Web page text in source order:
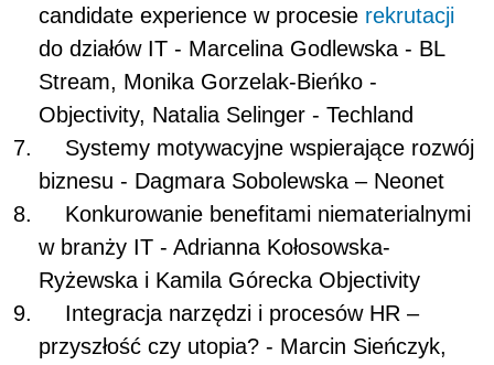
candidate experience w procesie rekrutacji
do działów IT - Marcelina Godlewska - BL
Stream, Monika Gorzelak-Bieńko -
Objectivity, Natalia Selinger - Techland
Systemy motywacyjne wspierające rozwój
biznesu - Dagmara Sobolewska – Neonet
Konkurowanie benefitami niematerialnymi
w branży IT - Adrianna Kołosowska-
Ryżewska i Kamila Górecka Objectivity
Integracja narzędzi i procesów HR –
przyszłość czy utopia? - Marcin Sieńczyk,